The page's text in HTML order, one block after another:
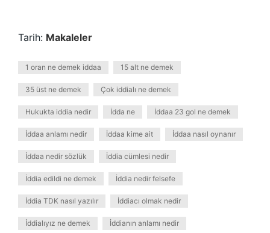
Tarih: Makaleler
1 oran ne demek iddaa 15 alt ne demek
35 üst ne demek Çok iddialı ne demek
Hukukta iddia nedir İdda ne İddaa 23 gol ne demek
İddaa anlamı nedir İddaa kime ait İddaa nasıl oynanır
İddaa nedir sözlük İddia cümlesi nedir
İddia edildi ne demek İddia nedir felsefe
İddia TDK nasıl yazılır İddiacı olmak nedir
İddialıyız ne demek İddianın anlamı nedir